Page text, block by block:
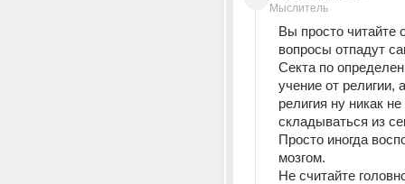
Мыслитель
Вы просто читайте
вопросы отпадут
Секта по
учение от религии,
религия ну никак
складываться из
Просто иногда
мозгом.
Не считайте